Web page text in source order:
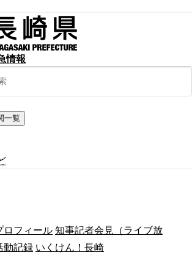
情報
一覧
ロフィール 知事記者会見（ライブ放
動記録 いくけん！長崎